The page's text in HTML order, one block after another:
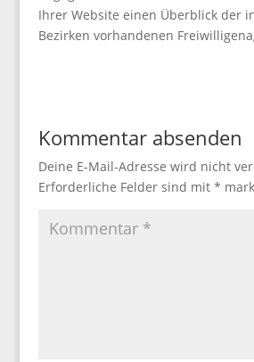
Ihrer Website einen Überblick der
Bezirken vorhandenen
Kommentar absenden
Deine E-Mail-Adresse wird nicht
Erforderliche Felder sind mit *